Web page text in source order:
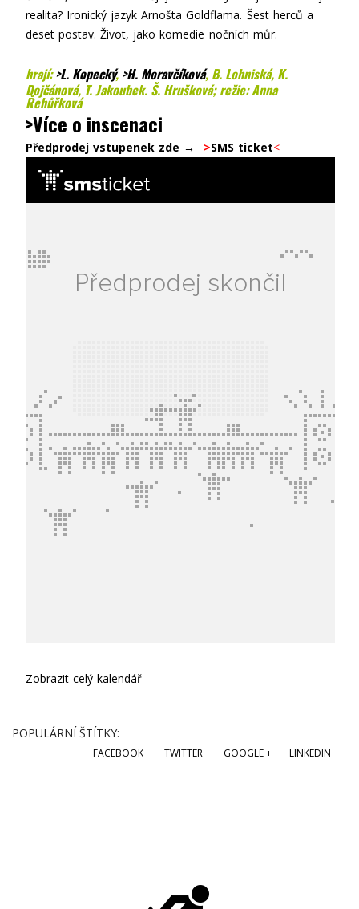
realita? Ironický jazyk Arnošta Goldflama. Šest herců a
deset postav. Život, jako komedie nočních můr.
hrají:>L. Kopecký, >H. Moravčíková, B. Lohniská, K.
Dojčánová, T. Jakoubek. Š. Hrušková; režie: Anna
Řehůřková
>Více o inscenaci
Předprodej vstupenek zde → >SMS ticket<
Zobrazit celý kalendář
POPULÁRNÍ ŠTÍTKY:
FACEBOOK TWITTER GOOGLE + LINKEDIN